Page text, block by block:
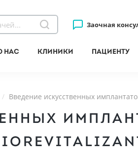
Заочная
нас Клиники Пациенту
Введение искусственных